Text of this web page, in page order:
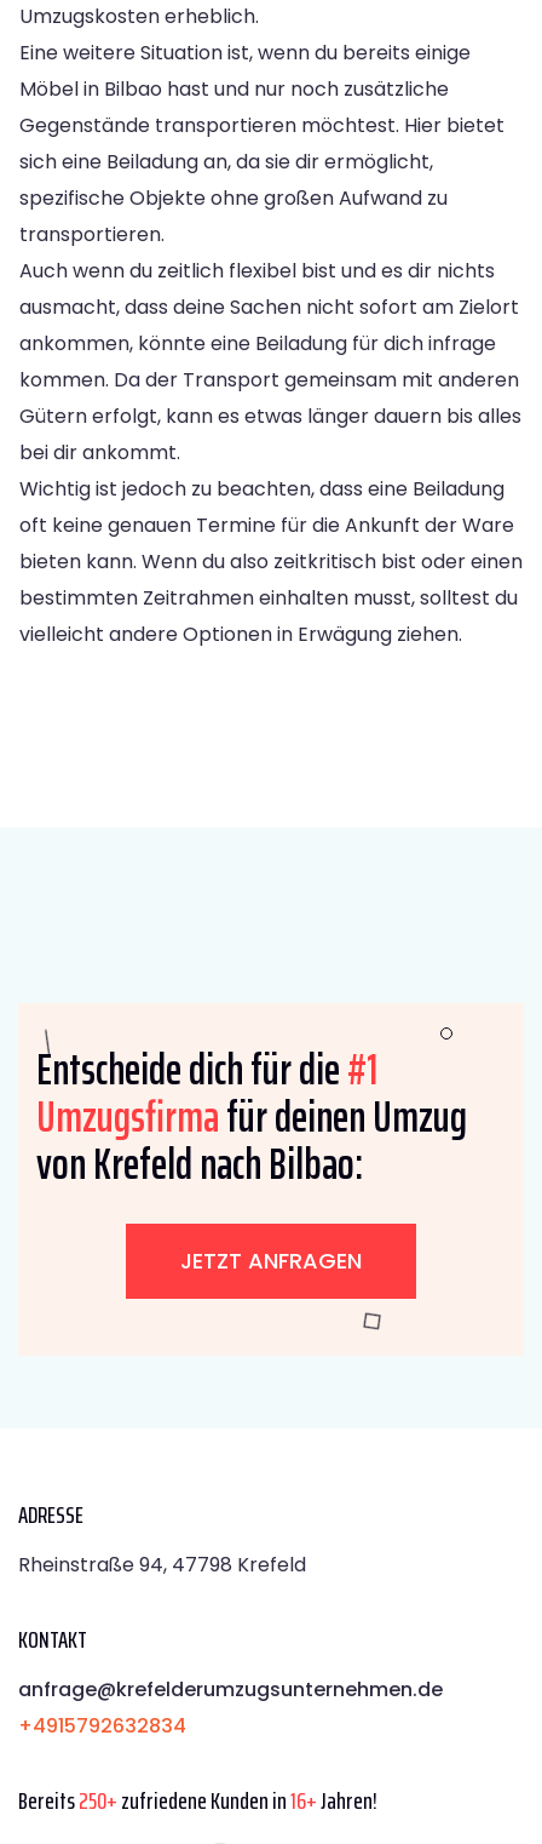
Umzugskosten erheblich.
Eine weitere Situation ist, wenn du bereits einige
Möbel in Bilbao hast und nur noch zusätzliche
Gegenstände transportieren möchtest. Hier bietet
sich eine Beiladung an, da sie dir ermöglicht,
spezifische Objekte ohne großen Aufwand zu
transportieren.
Auch wenn du zeitlich flexibel bist und es dir nichts
ausmacht, dass deine Sachen nicht sofort am Zielort
ankommen, könnte eine Beiladung für dich infrage
kommen. Da der Transport gemeinsam mit anderen
Gütern erfolgt, kann es etwas länger dauern bis alles
bei dir ankommt.
Wichtig ist jedoch zu beachten, dass eine Beiladung
oft keine genauen Termine für die Ankunft der Ware
bieten kann. Wenn du also zeitkritisch bist oder einen
bestimmten Zeitrahmen einhalten musst, solltest du
vielleicht andere Optionen in Erwägung ziehen.
Entscheide dich für die#1
Umzugsfirmafür deinen Umzug
von Krefeld nach Bilbao:
JETZT ANFRAGEN
ADRESSE
Rheinstraße 94, 47798 Krefeld
KONTAKT
anfrage@krefelderumzugsunternehmen.de
+4915792632834
Bereits250+zufriedene Kunden in16+Jahren!